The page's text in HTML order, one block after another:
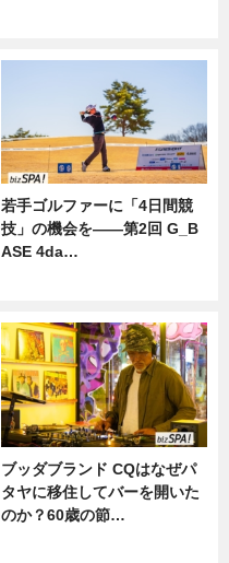
若手ゴルファーに「4日間競
技」の機会を——第2回 G_B
ASE 4da…
ブッダブランド CQはなぜパ
タヤに移住してバーを開いた
のか？60歳の節…